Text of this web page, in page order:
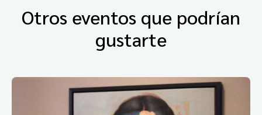
Otros eventos que podrían
gustarte